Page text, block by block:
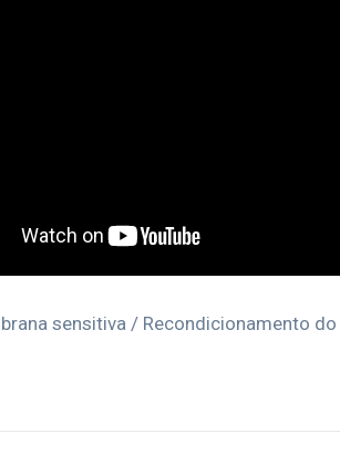
sensitiva / Recondicionamento